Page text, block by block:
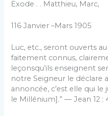
Exode . . Matthieu, Marc,
116 Janvier –Mars 1905
Luc, etc., seront ouverts
faitement connus,
leçonsqu’ils enseignent
notre Seigneur le déclare
annoncée, c’est elle qui
le Millénium].” — Jean 12 :